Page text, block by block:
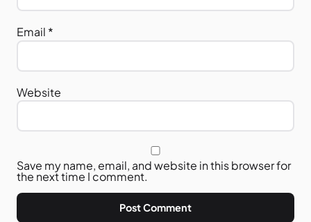
Email *
Website
Save my name, email, and website in this browser for
the next time I comment.